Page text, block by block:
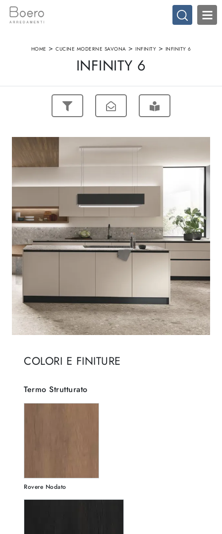
HOME > CUCINE MODERNE SAVONA > INFINITY > INFINITY 6
INFINITY 6
COLORI E FINITURE
Termo Strutturato
Rovere Nodato